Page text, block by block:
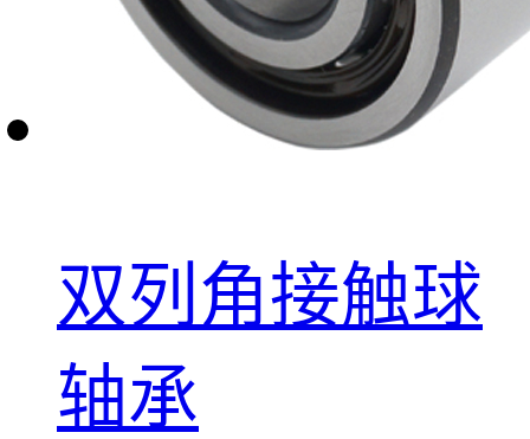
双列角接触球
轴承